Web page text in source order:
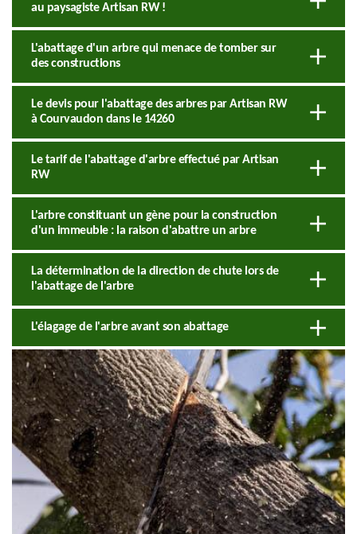
au paysagiste Artisan RW !
L'abattage d'un arbre qui menace de tomber sur
des constructions
Le devis pour l'abattage des arbres par Artisan RW
à Courvaudon dans le 14260
Le tarif de l'abattage d'arbre effectué par Artisan
RW
L'arbre constituant un gène pour la construction
d'un immeuble : la raison d'abattre un arbre
La détermination de la direction de chute lors de
l'abattage de l'arbre
L'élagage de l'arbre avant son abattage